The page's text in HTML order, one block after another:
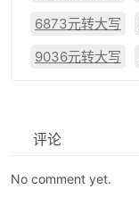
6873元转大写
9036元转大写
评论
No comment yet.